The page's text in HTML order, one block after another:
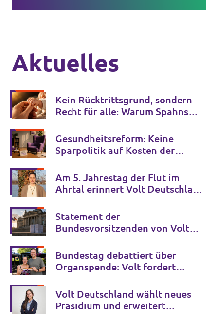
Aktuelles
Kein Rücktrittsgrund, sondern
Recht für alle: Warum Spahns
bleiben darf
Gesundheitsreform: Keine
Sparpolitik auf Kosten der
Am 5. Jahrestag der Flut im
Ahrtal erinnert Volt Deutschland
fordert entschlossenes Handeln
Statement der
Bundesvorsitzenden von Volt
die AfD
Bundestag debattiert über
Organspende: Volt fordert
Widerspruchsregelung
Volt Deutschland wählt neues
Präsidium und erweitert